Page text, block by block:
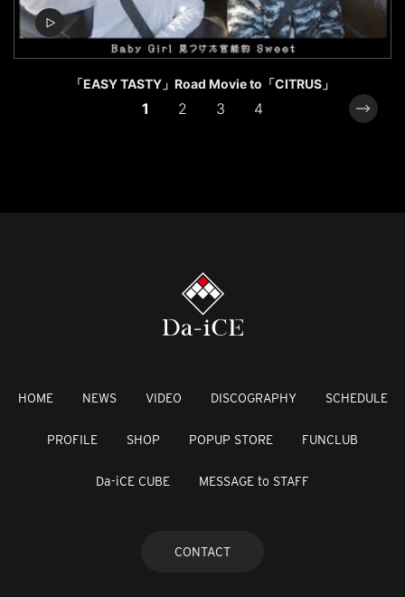
「EASY TASTY」Road Movie to「CITRUS」
1 2 3 4
HOME NEWS VIDEO DISCOGRAPHY SCHEDULE
PROFILE SHOP POPUP STORE FUNCLUB
Da-iCE CUBE MESSAGE to STAFF
CONTACT